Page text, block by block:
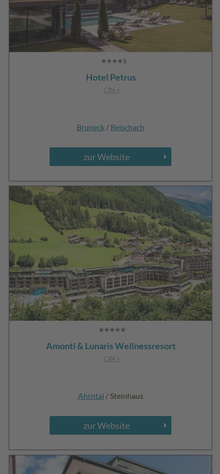
Hotel Petrus
CIN +
Bruneck / Reischach
zur Website
Amonti & Lunaris Wellnessresort
CIN +
Ahrntal / Steinhaus
zur Website